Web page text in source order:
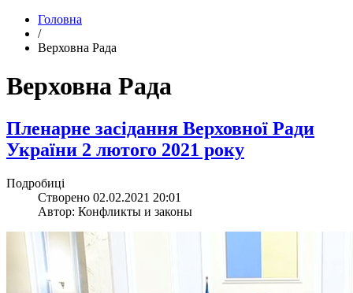
Головна
/
Верховна Рада
Верховна Рада
​Пленарне засідання Верховної Ради
України 2 лютого 2021 року
Подробиці
Створено 02.02.2021 20:01
Автор: Конфликты и законы